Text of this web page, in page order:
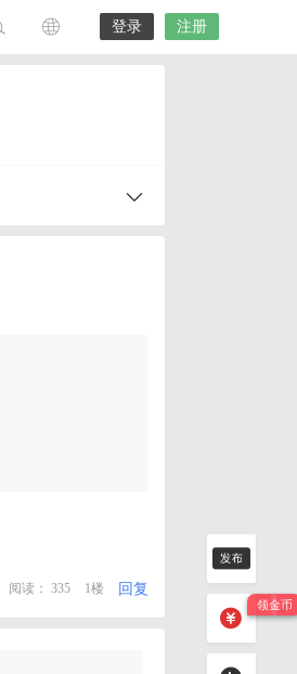
登录 注册
阅读： 335 1楼 回复